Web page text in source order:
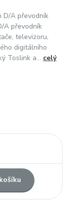
D/A převodník
A převodník
televizoru,
digitálního
Toslink a... celý